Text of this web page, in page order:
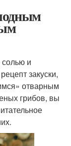
и
закуски,
отварным
грибов, вы